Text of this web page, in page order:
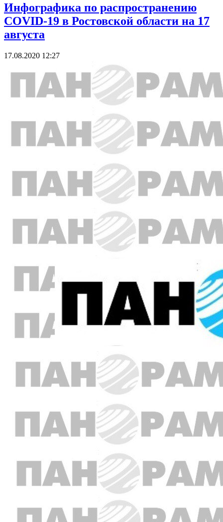
Инфографика по распространению
COVID-19 в Ростовской области на 17
августа
17.08.2020 12:27